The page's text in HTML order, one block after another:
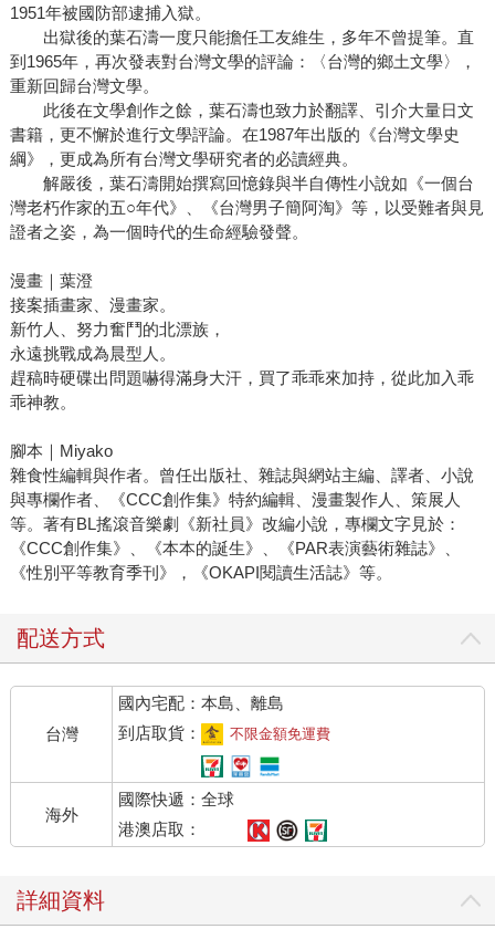
1951年被國防部逮捕入獄。
出獄後的葉石濤一度只能擔任工友維生，多年不曾提筆。直
到1965年，再次發表對台灣文學的評論：〈台灣的鄉土文學〉，
重新回歸台灣文學。
此後在文學創作之餘，葉石濤也致力於翻譯、引介大量日文
書籍，更不懈於進行文學評論。在1987年出版的《台灣文學史
綱》，更成為所有台灣文學研究者的必讀經典。
解嚴後，葉石濤開始撰寫回憶錄與半自傳性小說如《一個台
灣老朽作家的五○年代》、《台灣男子簡阿淘》等，以受難者與見
證者之姿，為一個時代的生命經驗發聲。
漫畫｜葉澄
接案插畫家、漫畫家。
新竹人、努力奮鬥的北漂族，
永遠挑戰成為晨型人。
趕稿時硬碟出問題嚇得滿身大汗，買了乖乖來加持，從此加入乖
乖神教。
腳本｜Miyako
雜食性編輯與作者。曾任出版社、雜誌與網站主編、譯者、小說
與專欄作者、《CCC創作集》特約編輯、漫畫製作人、策展人
等。著有BL搖滾音樂劇《新社員》改編小說，專欄文字見於：
《CCC創作集》、《本本的誕生》、《PAR表演藝術雜誌》、
《性別平等教育季刊》，《OKAPI閱讀生活誌》等。
配送方式
台灣
國內宅配：本島、離島
到店取貨：
不限金額免運費
海外
國際快遞：全球
港澳店取：
詳細資料